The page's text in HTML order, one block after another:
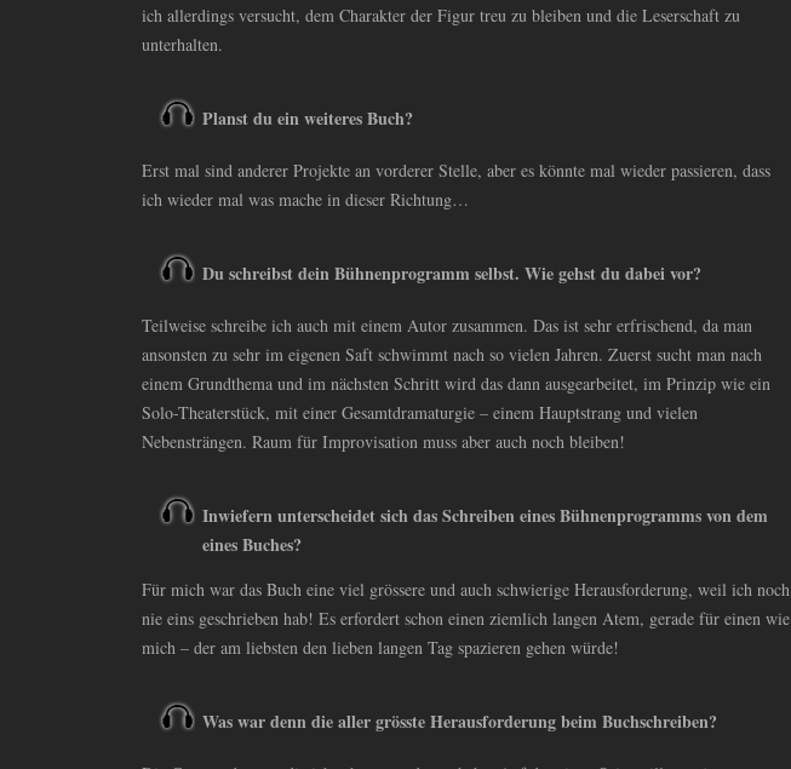
ich allerdings versucht, dem Charakter der Figur treu zu bleiben und die Leserschaft zu
unterhalten.
Planst du ein weiteres Buch?
Erst mal sind anderer Projekte an vorderer Stelle, aber es könnte mal wieder passieren, dass
ich wieder mal was mache in dieser Richtung…
Du schreibst dein Bühnenprogramm selbst. Wie gehst du dabei vor?
Teilweise schreibe ich auch mit einem Autor zusammen. Das ist sehr erfrischend, da man
ansonsten zu sehr im eigenen Saft schwimmt nach so vielen Jahren. Zuerst sucht man nach
einem Grundthema und im nächsten Schritt wird das dann ausgearbeitet, im Prinzip wie ein
Solo-Theaterstück, mit einer Gesamtdramaturgie – einem Hauptstrang und vielen
Nebensträngen. Raum für Improvisation muss aber auch noch bleiben!
Inwiefern unterscheidet sich das Schreiben eines Bühnenprogramms von dem
eines Buches?
Für mich war das Buch eine viel grössere und auch schwierige Herausforderung, weil ich noch
nie eins geschrieben hab! Es erfordert schon einen ziemlich langen Atem, gerade für einen wie
mich – der am liebsten den lieben langen Tag spazieren gehen würde!
Was war denn die aller grösste Herausforderung beim Buchschreiben?